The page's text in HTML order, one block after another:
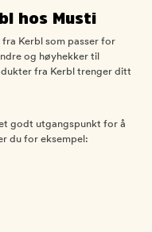
hos Musti
Kerbl som passer for
og høyhekker til
fra Kerbl trenger ditt
godt utgangspunkt for å
du for eksempel: